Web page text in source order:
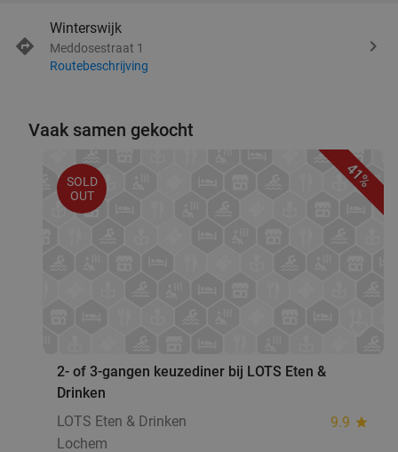
Winterswijk
Meddosestraat 1
Routebeschrijving
Vaak samen gekocht
41%
SOLD
OUT
2- of 3-gangen keuzediner bij LOTS Eten &
Drinken
LOTS Eten & Drinken
9.9 star
Lochem